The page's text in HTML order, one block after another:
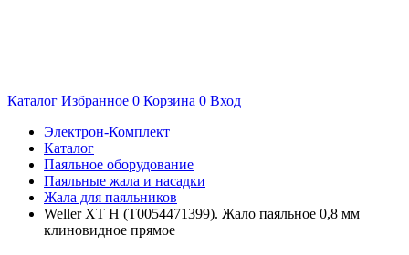
Каталог Избранное 0 Корзина 0 Вход
Электрон-Комплект
Каталог
Паяльное оборудование
Паяльные жала и насадки
Жала для паяльников
Weller XT H (T0054471399). Жало паяльное 0,8 мм
клиновидное прямое